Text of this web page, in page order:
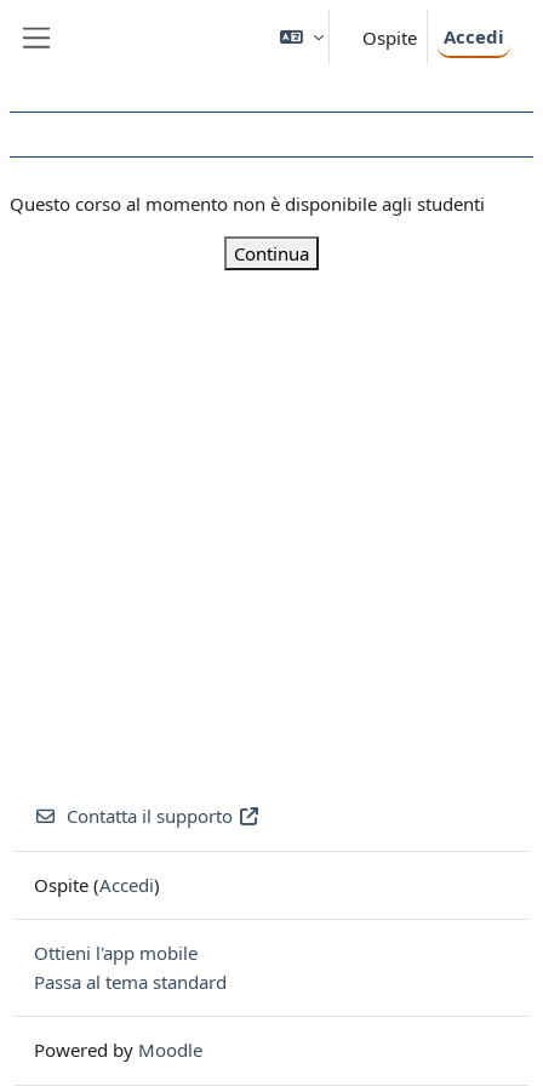
Ospite Accedi
Questo corso al momento non è disponibile agli studenti
Continua
Contatta il supporto
Ospite (Accedi)
Ottieni l'app mobile
Passa al tema standard
Powered by Moodle